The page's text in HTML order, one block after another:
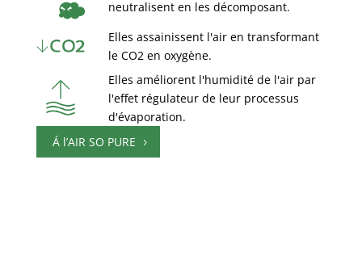
neutralisent en les décomposant.
Elles assainissent l'air en transformant
le CO2 en oxygène.
Elles améliorent l'humidité de l'air par
l'effet régulateur de leur processus
d'évaporation.
Á l’AIR SO PURE